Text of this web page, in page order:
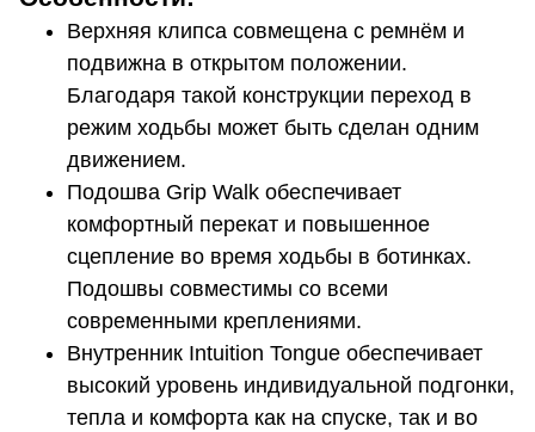
Верхняя клипса совмещена с ремнём и
подвижна в открытом положении.
Благодаря такой конструкции переход в
режим ходьбы может быть сделан одним
движением.
Подошва Grip Walk обеспечивает
комфортный перекат и повышенное
сцепление во время ходьбы в ботинках.
Подошвы совместимы со всеми
современными креплениями.
Внутренник Intuition Tongue обеспечивает
высокий уровень индивидуальной подгонки,
тепла и комфорта как на спуске, так и во